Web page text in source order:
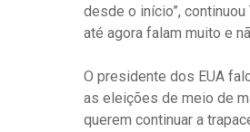
desde o início”,
até agora falam muito e
O presidente dos EUA
as eleições de meio de
querem continuar a